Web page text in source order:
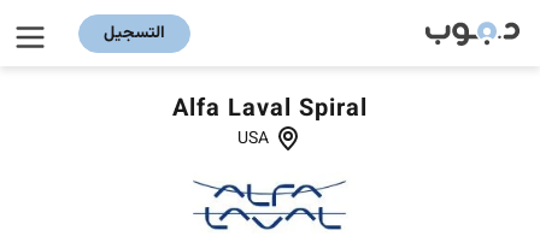
التسجيل
Alfa Laval Spiral
USA